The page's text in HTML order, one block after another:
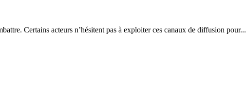
Certains acteurs n’hésitent pas à exploiter ces canaux de diffusion pour...